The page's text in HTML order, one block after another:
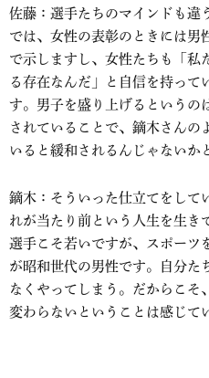
佐藤：選手たちのマインドも違
では、女性の表彰のときには男
で示しますし、女性たちも「私
る存在なんだ」と自信を持って
す。男子を盛り上げるというの
されていることで、鏑木さんの
いると緩和されるんじゃないか
鏑木：そういった仕立てをして
れが当たり前という人生を生き
選手こそ若いですが、スポーツ
が昭和世代の男性です。自分た
なくやってしまう。だからこそ
変わらないということは感じて